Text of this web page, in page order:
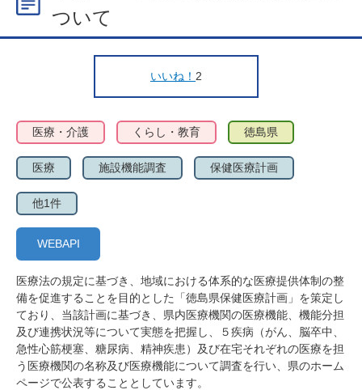
ついて
いいね！ 2
医療・介護 くらし・教育 徳島県
医療 施設機能調査 保健医療計画
他1件
WEBAPI
医療法の規定に基づき、地域における体系的な医療提供体制の整
備を促進することを目的とした「徳島県保健医療計画」を策定し
ており、当該計画に基づき、県内医療機関の医療機能、機能分担
及び連携状況等について実態を把握し、５疾病（がん、脳卒中、
急性心筋梗塞、糖尿病、精神疾患）及び在宅それぞれの医療を担
う医療機関の名称及び医療機能について調査を行い、県のホーム
ページで公表することとしています。